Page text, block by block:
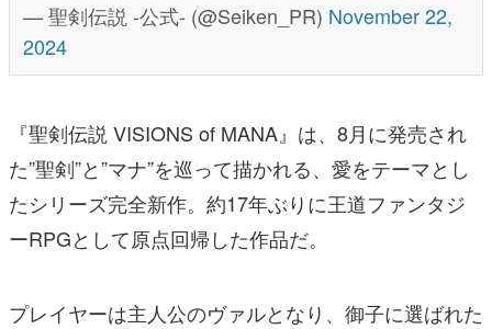
— 聖剣伝説 -公式- (@Seiken_PR) November 22,
2024
『聖剣伝説 VISIONS of MANA』は、8月に発売され
た”聖剣”と”マナ”を巡って描かれる、愛をテーマとし
たシリーズ完全新作。約17年ぶりに王道ファンタジ
ーRPGとして原点回帰した作品だ。
プレイヤーは主人公のヴァルとなり、御子に選ばれた